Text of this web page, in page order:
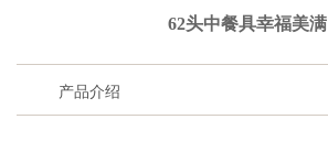
62头中餐具幸福美满
产品介绍